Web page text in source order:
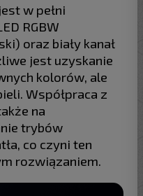
w pełni
RGBW
oraz biały kanał
jest uzyskanie
kolorów, ale
Współpraca z
na
trybów
co czyni ten
rozwiązaniem.